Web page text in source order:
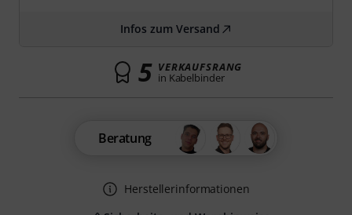
Infos zum Versand
5 VERKAUFSRANG
in Kabelbinder
Beratung
Herstellerinformationen